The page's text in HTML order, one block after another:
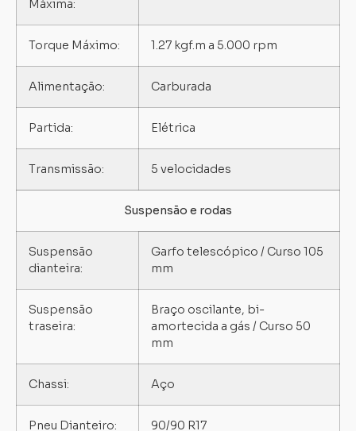
Máxima:
Torque Máximo: 1.27 kgf.m a 5.000 rpm
Alimentação: Carburada
Partida: Elétrica
Transmissão: 5 velocidades
Suspensão e rodas
Suspensão
dianteira:
Garfo telescópico / Curso 105
mm
Suspensão
traseira:
Braço oscilante, bi-
amortecida a gás / Curso 50
mm
Chassi: Aço
Pneu Dianteiro: 90/90 R17